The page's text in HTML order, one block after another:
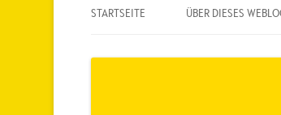
STARTSEITE ÜBER DIESES